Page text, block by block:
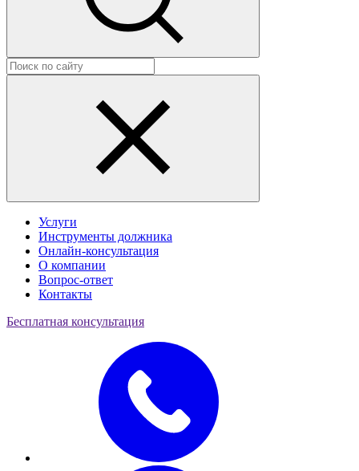
Услуги
Инструменты должника
Онлайн-консультация
О компании
Вопрос-ответ
Контакты
Бесплатная консультация